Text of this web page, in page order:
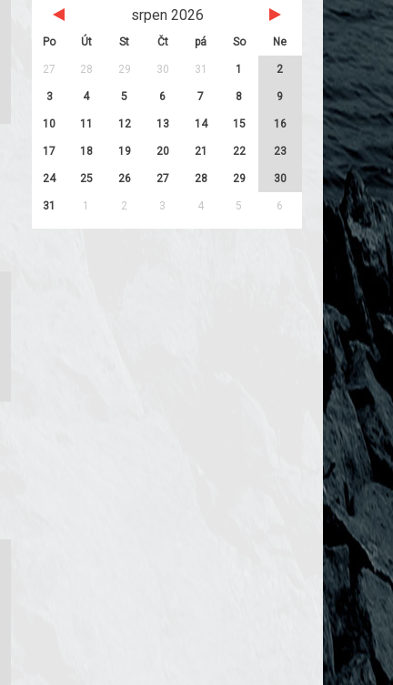
srpen 2026
Po Út St Čt pá So Ne
27 28 29 30 31 1 2
3 4 5 6 7 8 9
10 11 12 13 14 15 16
17 18 19 20 21 22 23
24 25 26 27 28 29 30
31 1 2 3 4 5 6